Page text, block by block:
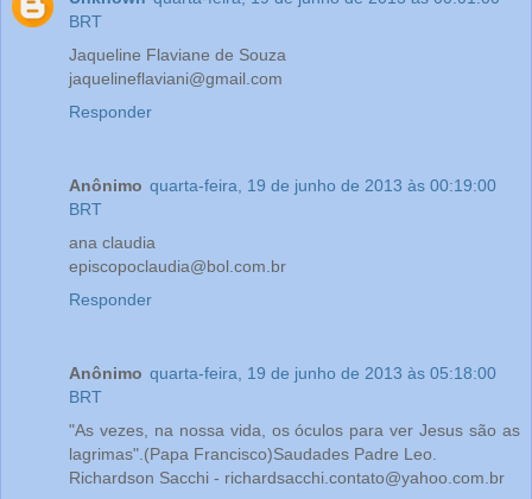
BRT
Jaqueline Flaviane de Souza
jaquelineflaviani@gmail.com
Responder
Anônimo quarta-feira, 19 de junho de 2013 às 00:19:00
BRT
ana claudia
episcopoclaudia@bol.com.br
Responder
Anônimo quarta-feira, 19 de junho de 2013 às 05:18:00
BRT
"As vezes, na nossa vida, os óculos para ver Jesus são as
lagrimas".(Papa Francisco)Saudades Padre Leo.
Richardson Sacchi - richardsacchi.contato@yahoo.com.br